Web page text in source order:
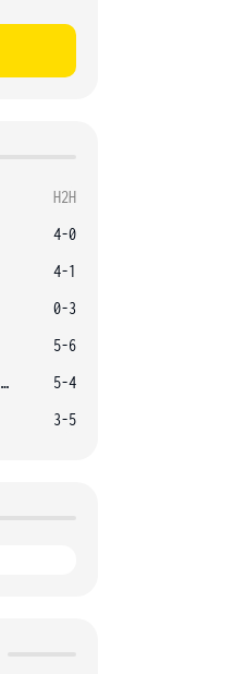
H2H
4-0
4-1
0-3
5-6
Alexandrova E.
5-4
3-5